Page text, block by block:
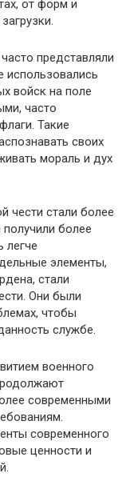
от форм и
представляли
использовались
войск на поле
часто
Такие
своих
мораль и дух
чести стали более
более
элементы,
стали
Они были
чтобы
службе.
военного
современными
современного
ценности и